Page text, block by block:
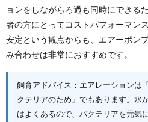
ョンをしながらろ過も同時にできる
者の方にとってコストパフォーマン
安定という観点からも、エアーポン
み合わせは非常におすすめです。
飼育アドバイス：エアレーションは
クテリアのため」でもあります。水
はよくあるので、バクテリアを元気